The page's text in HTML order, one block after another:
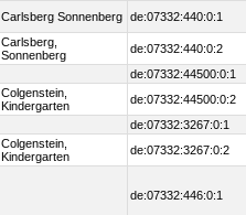
Carlsberg Sonnenberg de:07332:440:0:1
Carlsberg,
Sonnenberg
de:07332:440:0:2
de:07332:44500:0:1
Colgenstein,
Kindergarten
de:07332:44500:0:2
de:07332:3267:0:1
Colgenstein,
Kindergarten
de:07332:3267:0:2
de:07332:446:0:1